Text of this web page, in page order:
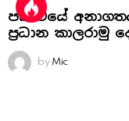
පෘථිවියේ
ප්‍රධාන කාලරාමු
by Mic